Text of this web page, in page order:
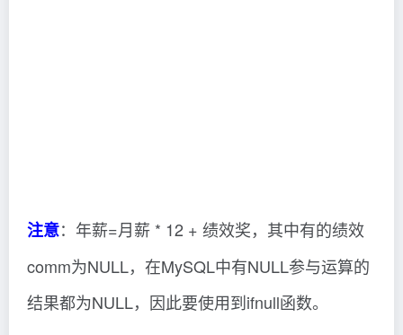
注意：年薪=月薪 * 12 + 绩效奖，其中有的绩效
comm为NULL，在MySQL中有NULL参与运算的
结果都为NULL，因此要使用到ifnull函数。